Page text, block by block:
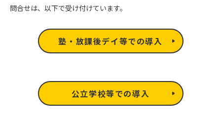
問合せは、以下で受け付けています。
塾・放課後デイ等での導入
公立学校等での導入